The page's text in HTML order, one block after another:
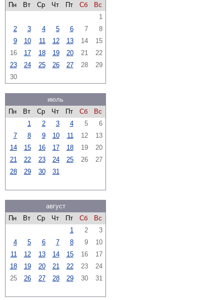
Пн
Вт Ср Чт Пт Сб
Вс
1
2
3 4 5 6 7
8
9
10 11 12 13 14
15
16
17 18 19 20 21
22
23
24 25 26 27 28
29
30
июль
Пн
Вт Ср Чт Пт Сб
Вс
1
2 3 4 5
6
7
8 9 10 11 12
13
14
15 16 17 18 19
20
21
22 23 24 25 26
27
28
29 30 31
август
Пн
Вт Ср Чт Пт Сб
Вс
1
2
3
4
5 6 7 8 9
10
11
12 13 14 15 16
17
18
19 20 21 22 23
24
25
26 27 28 29 30 31